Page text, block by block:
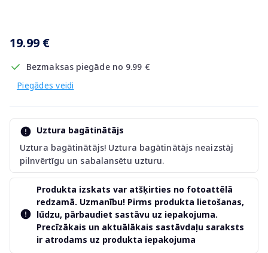
19.99 €
Bezmaksas piegāde no 9.99 €
Piegādes veidi
Uztura bagātinātājs
Uztura bagātinātājs! Uztura bagātinātājs neaizstāj
pilnvērtīgu un sabalansētu uzturu.
Produkta izskats var atšķirties no fotoattēlā
redzamā. Uzmanību! Pirms produkta lietošanas,
lūdzu, pārbaudiet sastāvu uz iepakojuma.
Precīzākais un aktuālākais sastāvdaļu saraksts
ir atrodams uz produkta iepakojuma